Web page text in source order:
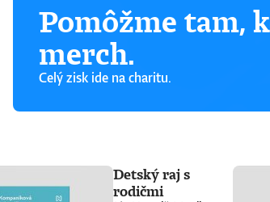
Pomôžme tam,
merch.
Celý zisk ide na charitu.
Detský raj s
rodičmi